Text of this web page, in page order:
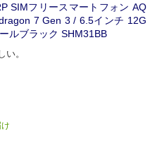
SIMフリースマートフォン AQ
7 Gen 3 / 6.5インチ 12G
ルブラック SHM31BB
い。